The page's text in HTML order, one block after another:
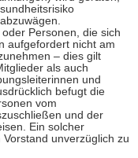
Personen, die sich
aufgefordert nicht am
– dies gilt
als auch
und
befugt die
vom
und der
Ein solcher
unverzüglich zu